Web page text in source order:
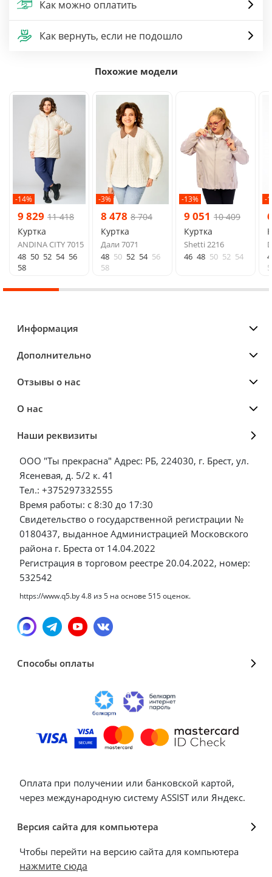
Как можно оплатить
Как вернуть, если не подошло
Похожие модели
-14%
9 829 11 418
Куртка
ANDINA CITY 7015
48 50 52 54 56
58
-3%
8 478 8 704
Куртка
Дали 7071
48 50 52 54 56
58
-13%
9 051 10 409
Куртка
Shetti 2216
46 48 50 52 54
-
Информация
Дополнительно
Отзывы о нас
О нас
Наши реквизиты
ООО "Ты прекрасна" Адрес: РБ, 224030, г. Брест, ул.
Ясеневая, д. 5/2 к. 41
Тел.: +375297332555
Время работы: с 8:30 до 17:30
Свидетельство о государственной регистрации №
0180437, выданное Администрацией Московского
района г. Бреста от 14.04.2022
Регистрация в торговом реестре 20.04.2022, номер:
532542
https://www.q5.by4.8 из5 на основе 515оценок.
Способы оплаты
Оплата при получении или банковской картой,
через международную систему ASSIST или Яндекс.
Версия сайта для компьютера
Чтобы перейти на версию сайта для компьютера
нажмите сюда